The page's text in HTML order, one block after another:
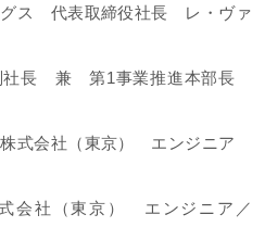
グス 代表取締役社長 レ・ヴァ
社長 兼 第1事業推進本部長
株式会社（東京） エンジニア
会社（東京） エンジニア／